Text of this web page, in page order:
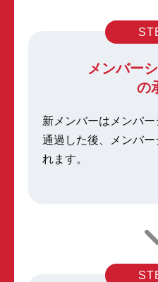
メンバー
の
新メンバーはメンバ
通過した後、
メンバ
れます。